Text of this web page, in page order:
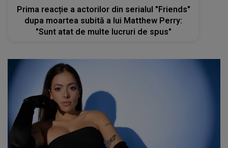
Prima reacție a actorilor din serialul "Friends"
dupa moartea subită a lui Matthew Perry:
"Sunt atat de multe lucruri de spus"